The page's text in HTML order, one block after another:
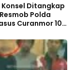
Konsel Ditangkap
Polda
Curanmor 10